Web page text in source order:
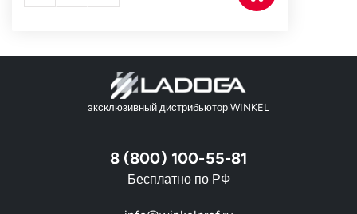
эксклюзивный дистрибьютор WINKEL
8 (800) 100-55-81
Бесплатно по РФ